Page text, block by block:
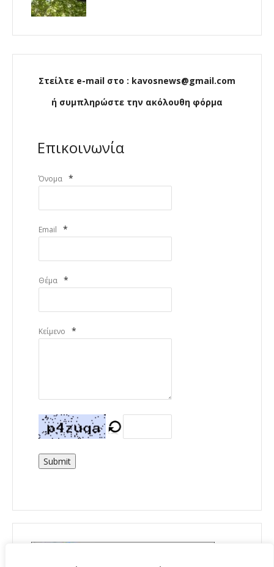
Στείλτε e-mail στο : kavosnews@gmail.com
ή συμπληρώστε την ακόλουθη φόρμα
Επικοινωνία
Όνομα *
Email *
Θέμα *
Κείμενο *
Submit